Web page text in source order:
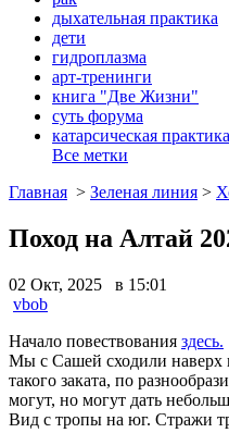
дыхательная практика
дети
гидроплазма
арт-тренинги
книга "Две Жизни"
суть форума
катарсическая практика
Все метки
Главная > Зеленая линия >
Поход на Алтай
02 Окт, 2025 в 15:01
vbob
Начало повествования здесь.
Мы с Сашей сходили наверх
такого заката, по
могут, но могут дать
Вид с тропы на юг. Стражи